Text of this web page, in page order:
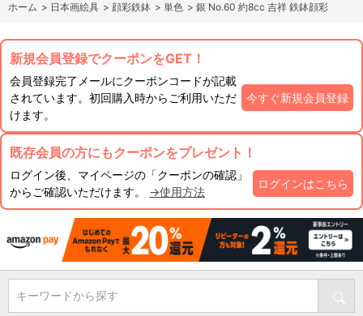
ホーム > 日本画絵具 > 顔彩鉄鉢 > 単色 > 銀 No.60 約8cc 吉祥 鉄鉢顔彩
新規会員登録でクーポンをGET！
会員登録完了メールにクーポンコードが記載
されています。初回購入時からご利用いただ
けます。
今すぐ新規会員登録
既存会員の方にもクーポンをプレゼント！
ログイン後、マイページの「クーポンの確認」
からご確認いただけます。 →使用方法
ログインはこちら
キーワードから探す